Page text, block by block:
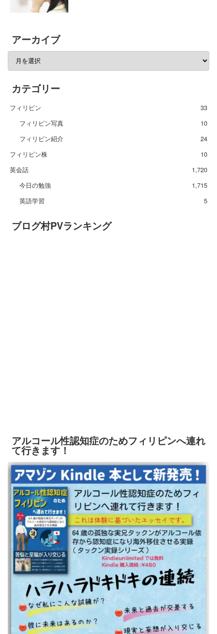
アーカイブ
カテゴリー
フィリピン
33
フィリピン写真
10
フィリピン紹介
24
フィリピン株
10
英会話
1,720
今日の勉強
1,715
英語学習
5
ブログ村PVランキング
アルコール性認知症のためフィリピンへ連れ
て行きます！